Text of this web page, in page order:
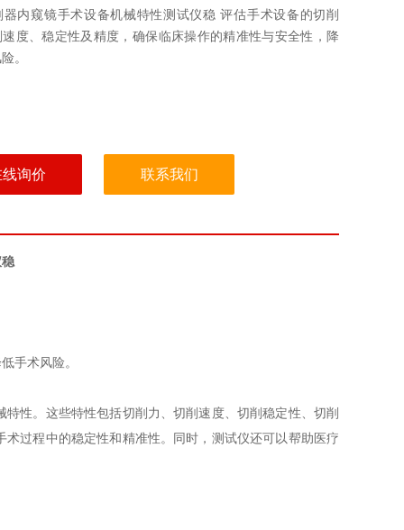
器内窥镜手术设备机械特性测试仪稳 评估手术设备的切削
度、稳定性及精度，确保临床操作的精准性与安全性，降
。
询价 联系我们
手术风险‌。
性。这些特性包括切削力、切削速度、切削稳定性、切削
过程中的稳定性和精准性。同时，测试仪还可以帮助医疗